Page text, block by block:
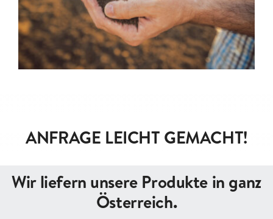
ANFRAGE LEICHT GEMACHT!
Wir liefern unsere Produkte in ganz
Österreich.